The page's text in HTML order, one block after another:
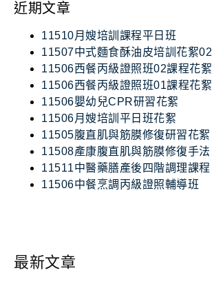
近期文章
11510月嫂培訓課程平日班
11507中式麵食酥油皮培訓花絮02
11506西餐丙級證照班02課程花絮
11506西餐丙級證照班01課程花絮
11506嬰幼兒CPR研習花絮
11506月嫂培訓平日班花絮
11505腹直肌與筋膜修復研習花絮
11508產康腹直肌與筋膜修復手法
11511中醫藥膳產後四階調理課程
11506中餐烹調丙級證照輔導班
最新文章